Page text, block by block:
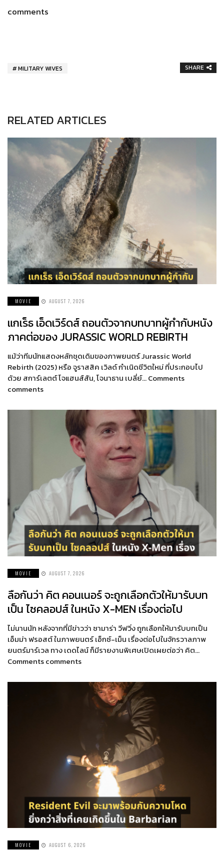
comments
MILITARY WIVES SHARE
RELATED ARTICLES
MOVIE AUGUST 7, 2026
แกเร็ธ เอ็ดเวิร์ดส์ ถอนตัวจากบทบาทผู้กำกับหนัง
ภาคต่อของ JURASSIC WORLD REBIRTH
แม้ว่าทีมนักแสดงหลักชุดเดิมของภาพยนตร์ Jurassic World
Rebirth (2025) หรือ จูราสสิค เวิลด์ กำเนิดชีวิตใหม่ ที่ประกอบไป
ด้วย สการ์เลตต์ โจแฮนส์สัน, โจนาธาน เบลี่ย์… Comments
comments
MOVIE AUGUST 7, 2026
ลือกันว่า คิต คอนเนอร์ จะถูกเลือกตัวให้มารับบท
เป็น ไซคลอปส์ ในหนัง X-MEN เรื่องต่อไป
ไม่นานนัก หลังจากที่มีข่าวว่า ซามาร่า วีฟวิ่ง ถูกเลือกให้มารับบทเป็น
เอ็มม่า ฟรอสต์ ในภาพยนตร์ เอ็กซ์-เม็น เรื่องต่อไปในจักรวาลภาพ
ยนตร์มาร์เวล ทาง เดดไลน์ ก็มีรายงานพิเศษเปิดเผยต่อว่า คิต…
Comments comments
MOVIE AUGUST 6, 2026